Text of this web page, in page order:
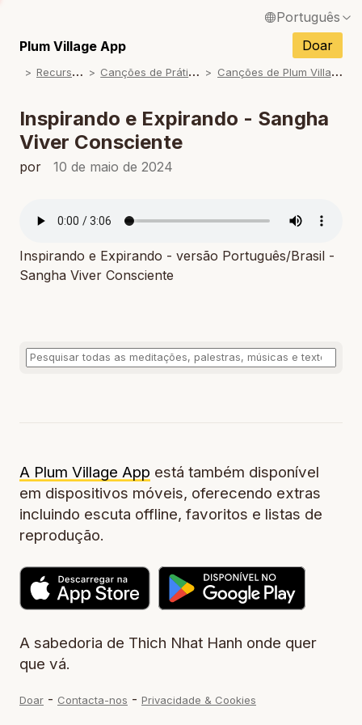
Português
Français / Francês
Español / Espanhol
Plum Village App
Doar
R
ecursos C
anções de Prática C
anções de Plum Village
Inspirando e Expirando - Sangha
Viver Consciente
por 10 de maio de 2024
Inspirando e Expirando - versão Português/Brasil -
Sangha Viver Consciente
A Plum Village App está também disponível
em dispositivos móveis, oferecendo extras
incluindo escuta offline, favoritos e listas de
reprodução.
A sabedoria de Thich Nhat Hanh onde quer
que vá.
Doar - Contacta-nos - Privacidade & Cookies